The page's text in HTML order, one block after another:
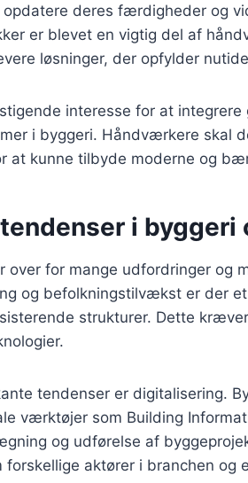
deres færdigheder og
er blevet en vigtig del af
løsninger, der opfylder
interesse for at
i byggeri. Håndværkere skal
at kunne tilbyde moderne og
i
over for mange udfordringer og
og befolkningstilvækst er der
strukturer. Dette
tendenser er digitalisering.
værktøjer som Building
og udførelse af
forskellige aktører i branchen og